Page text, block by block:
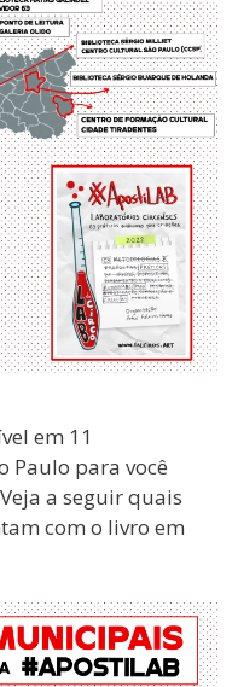
em 11
Paulo para você
a seguir quais
com o livro em